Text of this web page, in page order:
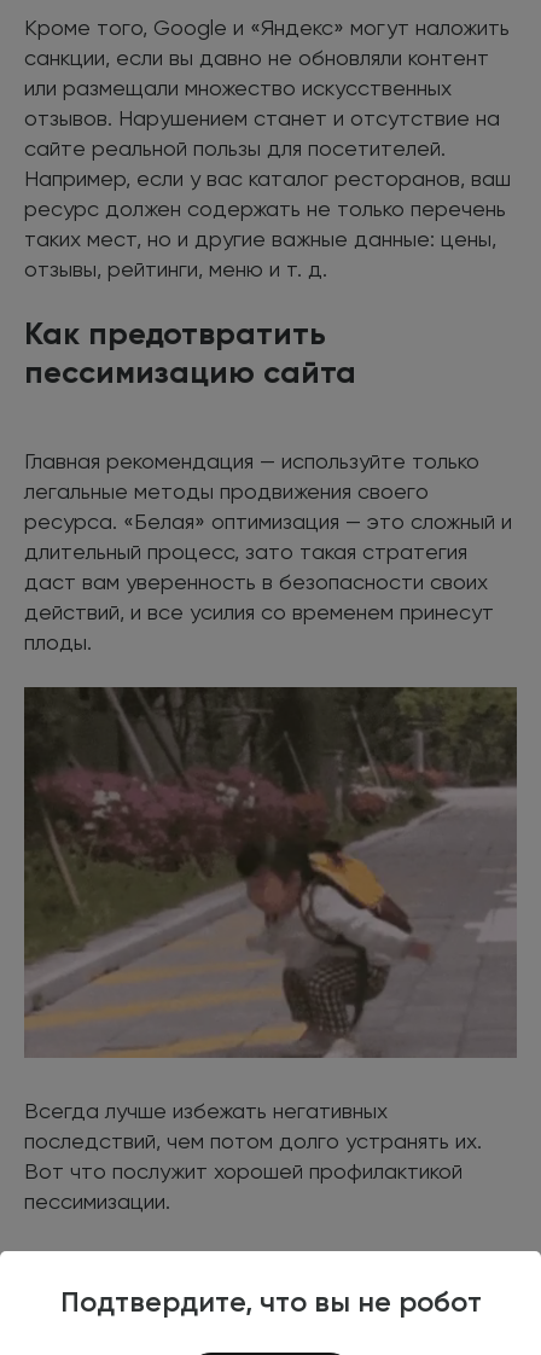
Подтвердите, что вы не робот
Кроме того, Google и «Яндекс» могут наложить
санкции, если вы давно не обновляли контент
или размещали множество искусственных
отзывов. Нарушением станет и отсутствие на
сайте реальной пользы для посетителей.
Например, если у вас каталог ресторанов, ваш
ресурс должен содержать не только перечень
таких мест, но и другие важные данные: цены,
отзывы, рейтинги, меню и т. д.
Как предотвратить
пессимизацию сайта
Главная рекомендация — используйте только
легальные методы продвижения своего
ресурса. «Белая» оптимизация — это сложный и
длительный процесс, зато такая стратегия
даст вам уверенность в безопасности своих
действий, и все усилия со временем принесут
плоды.
Всегда лучше избежать негативных
последствий, чем потом долго устранять их.
Вот что послужит хорошей профилактикой
пессимизации.
Постоянный мониторинг роста
ссылочной массы